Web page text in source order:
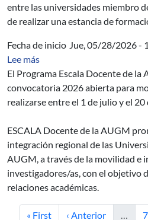
entre las universidades miembro
de realizar una estancia de
Fecha de inicio Jue, 05/28/2026 -
Lee más
El Programa Escala Docente de la
convocatoria 2026 abierta para
realizarse entre el 1 de julio y el 20
ESCALA Docente de la AUGM
integración regional de las
AUGM, a través de la movilidad e
investigadores/as, con el objetivo
relaciones académicas.
Primera página
« First Página anterior
‹ Anterior 7